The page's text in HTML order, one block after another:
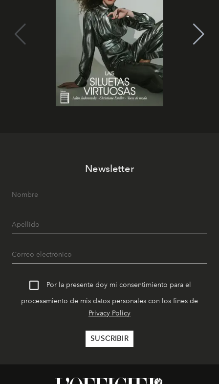
Newsletter
Por la presente doy mi consentimiento para el
procesamiento de mis datos personales con los fines de
Privacy Policy